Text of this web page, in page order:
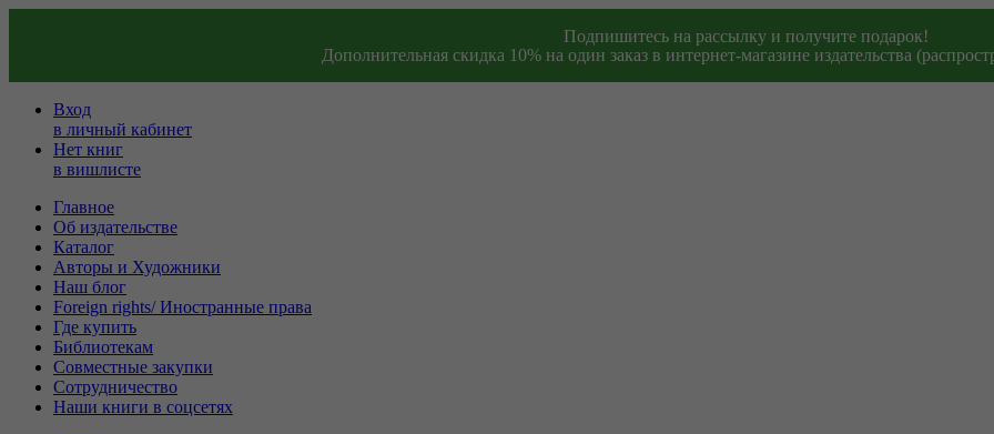
Подпишитесь на рассылку и получите подарок!
Дополнительная скидка 10% на один заказ в интернет-магазине издательства
Вход
в личный кабинет
Нет книг
в вишлисте
Главное
Об издательстве
Каталог
Авторы и Художники
Наш блог
Foreign rights/ Иностранные права
Где купить
Библиотекам
Совместные закупки
Сотрудничество
Наши книги в соцсетях